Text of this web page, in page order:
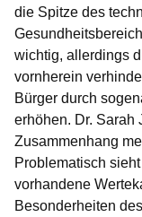
die Spitze des
wichtig, allerdings
vornherein
Bürger durch
erhöhen. Dr. Sarah
Zusammenhang
Problematisch
vorhandene
Besonderheiten